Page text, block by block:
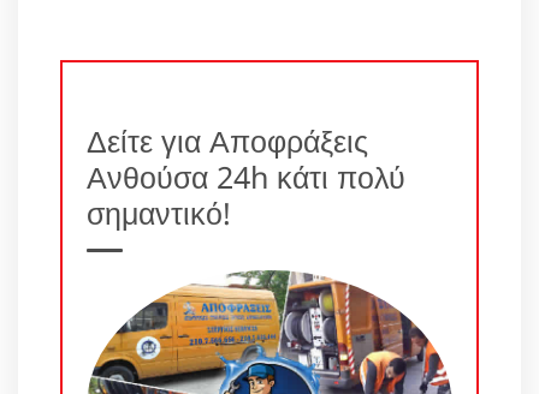
Δείτε για Αποφράξεις
Ανθούσα 24h κάτι πολύ
σημαντικό!